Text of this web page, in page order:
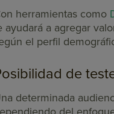
herramientas como
ayudará a agregar
el perfil
de
determinada
del